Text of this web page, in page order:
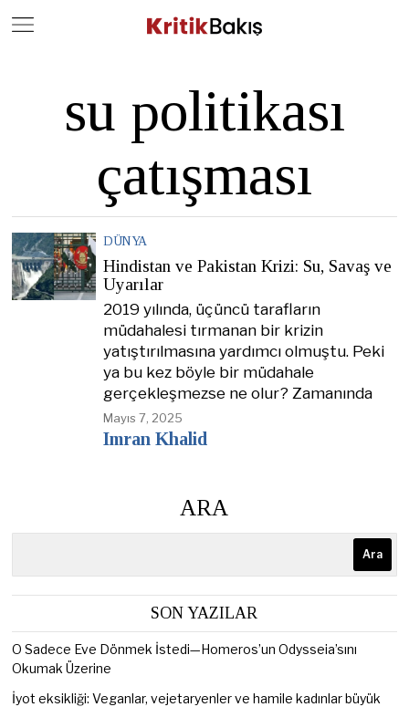
su politikası
çatışması
DÜNYA
Hindistan ve Pakistan Krizi: Su, Savaş ve
Uyarılar
2019 yılında, üçüncü tarafların
müdahalesi tırmanan bir krizin
yatıştırılmasına yardımcı olmuştu. Peki
ya bu kez böyle bir müdahale
gerçekleşmezse ne olur? Zamanında
Mayıs 7, 2025
Imran Khalid
ARA
Ara
SON YAZILAR
O Sadece Eve Dönmek İstedi—Homeros’un Odysseia’sını
Okumak Üzerine
İyot eksikliği: Veganlar, vejetaryenler ve hamile kadınlar büyük